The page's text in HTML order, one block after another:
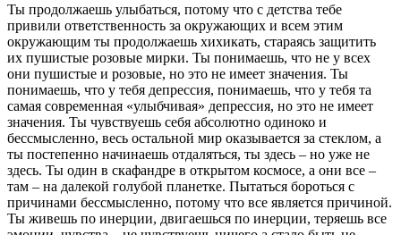
Ты продолжаешь улыбаться, потому что с детства тебе
привили ответственность за окружающих и всем этим
окружающим ты продолжаешь хихикать, стараясь защитить
их пушистые розовые мирки. Ты понимаешь, что не у всех
они пушистые и розовые, но это не имеет значения. Ты
понимаешь, что у тебя депрессия, понимаешь, что у тебя та
самая современная «улыбчивая» депрессия, но это не имеет
значения. Ты чувствуешь себя абсолютно одиноко и
бессмысленно, весь остальной мир оказывается за стеклом, а
ты постепенно начинаешь отдаляться, ты здесь – но уже не
здесь. Ты один в скафандре в открытом космосе, а они все –
там – на далекой голубой планетке. Пытаться бороться с
причинами бессмысленно, потому что все является причиной.
Ты живешь по инерции, двигаешься по инерции, теряешь все